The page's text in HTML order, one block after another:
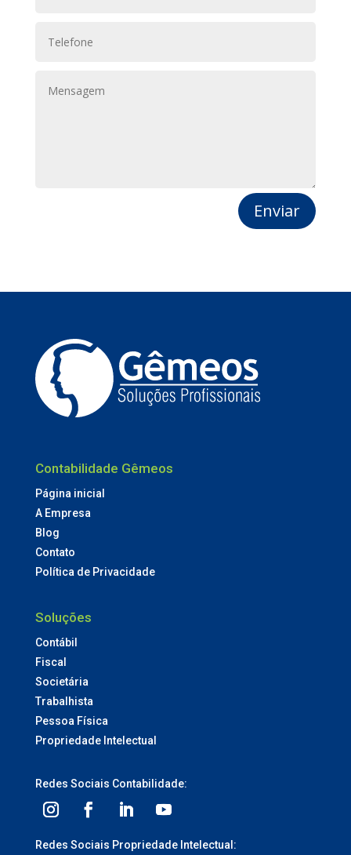
Enviar
Contabilidade Gêmeos
Página inicial
A Empresa
Blog
Contato
Política de Privacidade
Soluções
Contábil
Fiscal
Societária
Trabalhista
Pessoa Física
Propriedade Intelectual
Redes Sociais Contabilidade:
Redes Sociais Propriedade Intelectual: